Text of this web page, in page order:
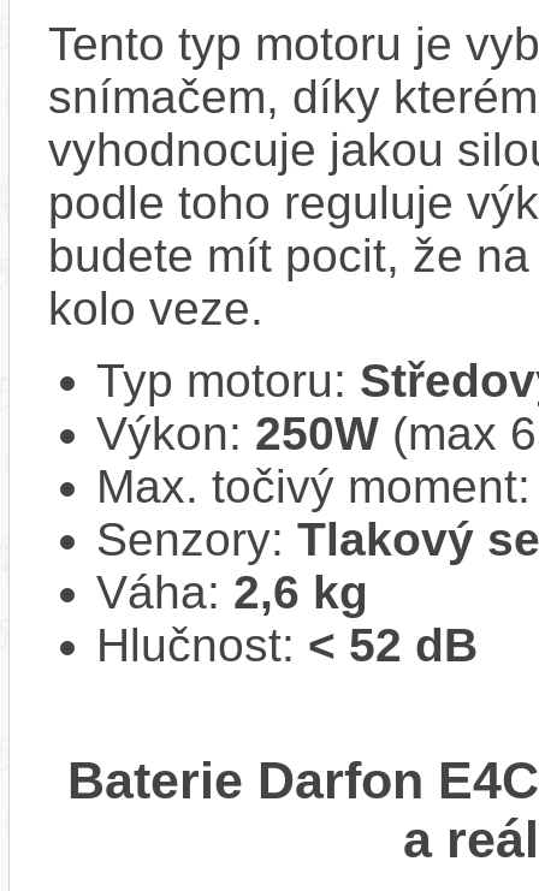
Tento typ motoru je
snímačem, díky
vyhodnocuje jakou
podle toho reguluje
budete mít pocit, že
kolo veze.
Typ motoru:
Výkon: 250W (max
Max. točivý
Senzory: Tlakový
Váha: 2,6 kg
Hlučnost: < 52 dB
Baterie Darfon
a